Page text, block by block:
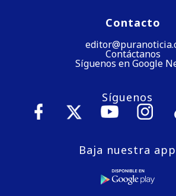
Contacto
Contáctanos
Síguenos en Google
Síguenos
Baja nuestra app